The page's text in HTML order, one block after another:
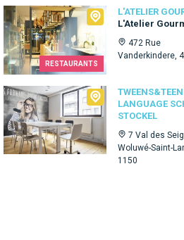
RESTAURANTS
L'ATELIER
L'Atelier
472 Rue
Vanderkindere,
L'Atelier Gourmand
LANGUAGE
STOCKEL
7 Val des
Woluwé-Saint-
1150
Tweens&Teens language school